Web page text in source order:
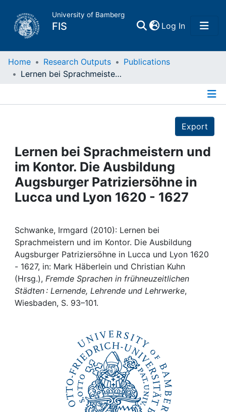
University of Bamberg
FIS Log In(current)
Home
Projects
People
Institutions
Awards
My FIS
Help
Home Research Outputs
Publications
Lernen bei Sprachmeistern und im Kontor. Die Ausbildung Augsburger Patriziersöhne in Lucca und Lyon 1620 - 1627
Export
Lernen bei Sprachmeistern und
im Kontor. Die Ausbildung
Augsburger Patriziersöhne in
Lucca und Lyon 1620 - 1627
Schwanke, Irmgard (2010): Lernen bei
Sprachmeistern und im Kontor. Die Ausbildung
Augsburger Patriziersöhne in Lucca und Lyon 1620
- 1627, in: Mark Häberlein und Christian Kuhn
(Hrsg.), Fremde Sprachen in frühneuzeitlichen
Städten : Lernende, Lehrende und Lehrwerke,
Wiesbaden, S. 93–101.